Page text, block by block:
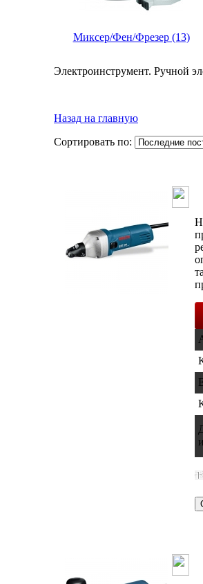
Миксер/Фен/Фрезер (13)
Электроинструмент. Ручной
Назад на главную
Сортировать по: